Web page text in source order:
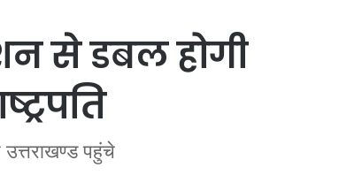
से डबल होगी
उत्तराखण्ड पहुंचे